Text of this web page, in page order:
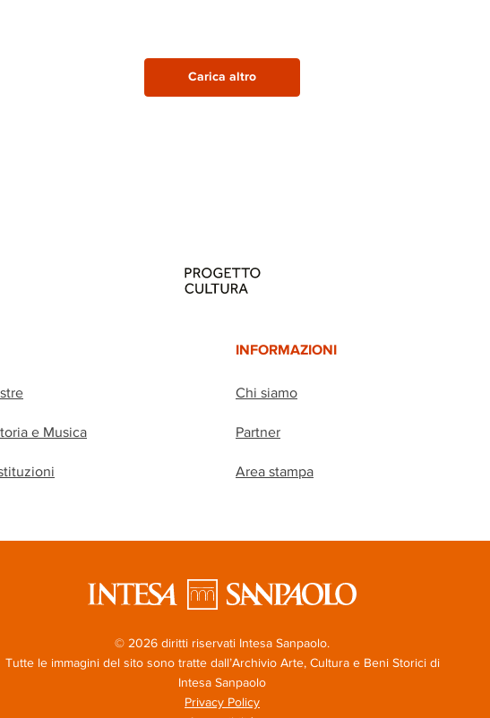
Carica altro
e Musica
INFORMAZIONI
Chi siamo
Partner
Area stampa
© 2026 diritti riservati Intesa Sanpaolo.
Tutte le immagini del sito sono tratte dall’Archivio Arte, Cultura e Beni Storici di
Intesa Sanpaolo
Privacy Policy